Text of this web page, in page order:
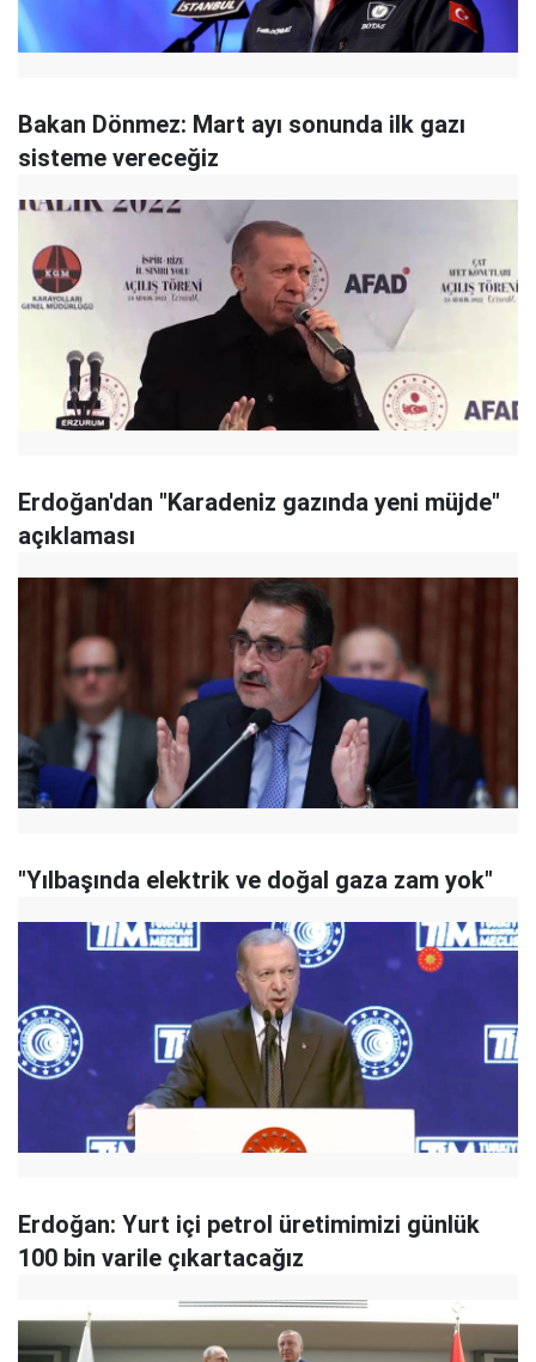
Bakan Dönmez: Mart ayı sonunda ilk gazı
sisteme vereceğiz
Erdoğan'dan "Karadeniz gazında yeni müjde"
açıklaması
"Yılbaşında elektrik ve doğal gaza zam yok"
Erdoğan: Yurt içi petrol üretimimizi günlük
100 bin varile çıkartacağız